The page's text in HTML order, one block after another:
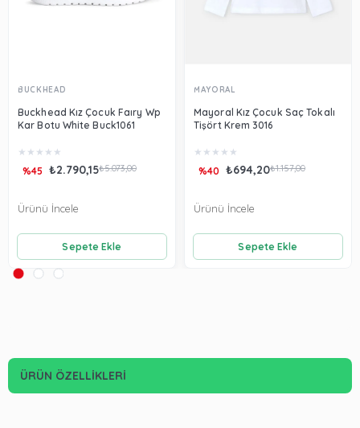
BUCKHEAD
Buckhead Kız Çocuk Faıry Wp
Kar Botu White Buck1061
★ ★ ★ ★ ★
₺2.790,15₺5.073,00
%45
Sepete Ekle
Ürünü İncele
MAYORAL
Mayoral Kız Çocuk Saç Tokalı
Tişört Krem 3016
★ ★ ★ ★ ★
₺694,20₺1.157,00
%40
Sepete Ekle
Ürünü İncele
ÜRÜN ÖZELLIKLERI